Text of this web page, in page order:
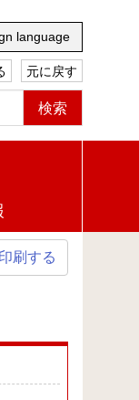
language
元に戻す
刷する